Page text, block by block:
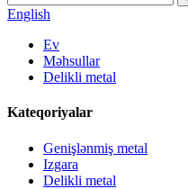
English
Ev
Məhsullar
Delikli metal
Kateqoriyalar
Genişlənmiş metal
Izgara
Delikli metal